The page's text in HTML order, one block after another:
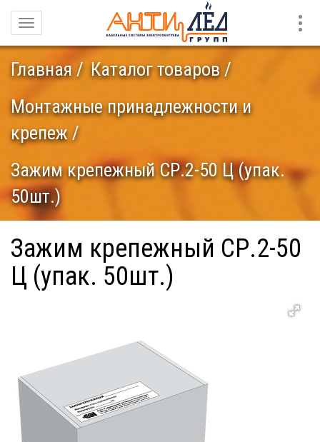
Навигация
Главная
Каталог товаров
Монтажные принадлежности и
крепеж
Зажим крепежный СР.2-50 Ц (упак.
50шт.)
Зажим крепежный СР.2-50
Ц (упак. 50шт.)